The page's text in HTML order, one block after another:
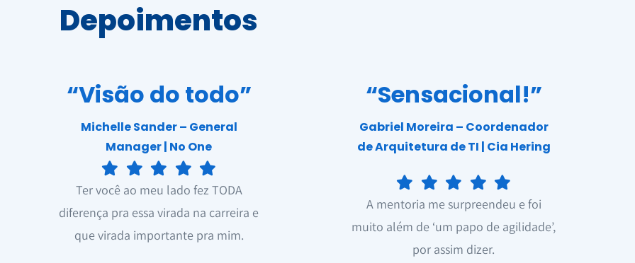
Depoimentos
“Visão do todo”
Michelle Sander – General
Manager | No One
Ter você ao meu lado fez TODA
diferença pra essa virada na carreira e
que virada importante pra mim.
“Sensacional!”
Gabriel Moreira – Coordenador
de Arquitetura de TI | Cia Hering
A mentoria me surpreendeu e foi
muito além de ‘um papo de agilidade’,
por assim dizer.